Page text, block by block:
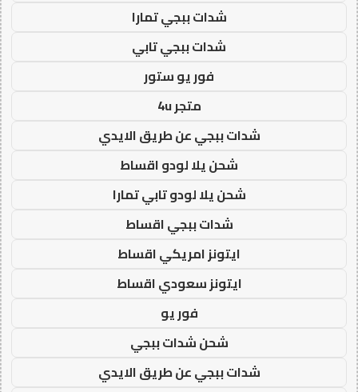
شدات ببجي تمارا
شدات ببجي تابي
فور يو ستور
متجر 4u
شدات ببجي عن طريق الايدي
شحن يلا لودو اقساط
شحن يلا لودو تابي تمارا
شدات ببجي اقساط
ايتونز امريكي اقساط
ايتونز سعودي اقساط
فور يو
شحن شدات ببجي
شدات ببجي عن طريق الايدي